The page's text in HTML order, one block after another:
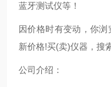
蓝牙测试仪等！
因价格时有变动，你
新价格!买(卖)仪器，搜
公司介绍：